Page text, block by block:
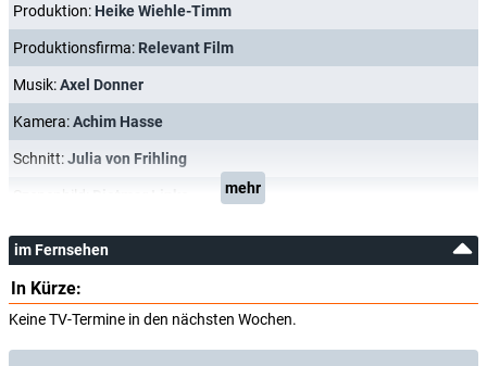
Produktion: Heike Wiehle-Timm
Produktionsfirma: Relevant Film
Musik:Axel Donner
Kamera:Achim Hasse
Schnitt:Julia von Frihling
mehr
im Fernsehen
In Kürze:
Keine TV-Termine in den nächsten Wochen.